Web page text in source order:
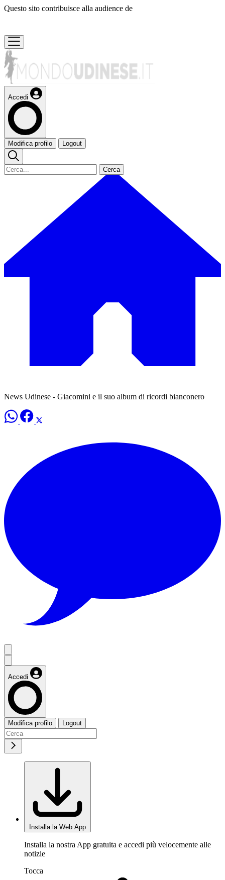
Questo sito contribuisce alla audience de
Accedi
Modifica profilo Logout
Cerca
News Udinese - Giacomini e il suo album di ricordi bianconero
Accedi
Modifica profilo Logout
Installa la Web App
Installa la nostra App gratuita e accedi più velocemente alle
notizie
Tocca